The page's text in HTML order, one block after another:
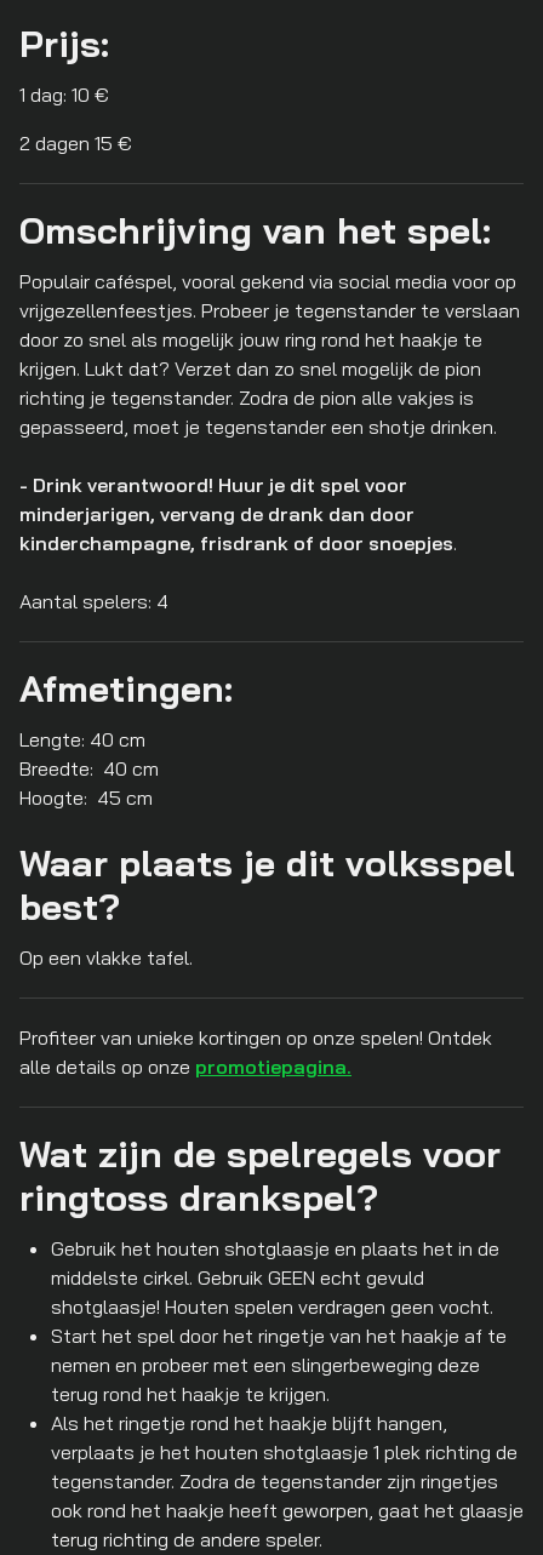
Prijs:
1 dag: 10 €
2 dagen 15 €
Omschrijving van het spel:
Populair caféspel, vooral gekend via social media voor op
vrijgezellenfeestjes. Probeer je tegenstander te verslaan
door zo snel als mogelijk jouw ring rond het haakje te
krijgen. Lukt dat? Verzet dan zo snel mogelijk de pion
richting je tegenstander. Zodra de pion alle vakjes is
gepasseerd, moet je tegenstander een shotje drinken.
- Drink verantwoord! Huur je dit spel voor
minderjarigen, vervang de drank dan door
kinderchampagne, frisdrank of door snoepjes.
Aantal spelers: 4
Afmetingen:
Lengte: 40 cm
Breedte: 40 cm
Hoogte: 45 cm
​Waar plaats je dit volksspel
best?
Op een vlakke tafel.
Profiteer van unieke kortingen op onze spelen! Ontdek
alle details op onze promotiepagina.
Wat zijn de spelregels voor
ringtoss drankspel?
Gebruik het houten shotglaasje en plaats het in de
middelste cirkel. Gebruik GEEN echt gevuld
shotglaasje! Houten spelen verdragen geen vocht.
Start het spel door het ringetje van het haakje af te
nemen en probeer met een slingerbeweging deze
terug rond het haakje te krijgen.
Als het ringetje rond het haakje blijft hangen,
verplaats je het houten shotglaasje 1 plek richting de
tegenstander. Zodra de tegenstander zijn ringetjes
ook rond het haakje heeft geworpen, gaat het glaasje
terug richting de andere speler.